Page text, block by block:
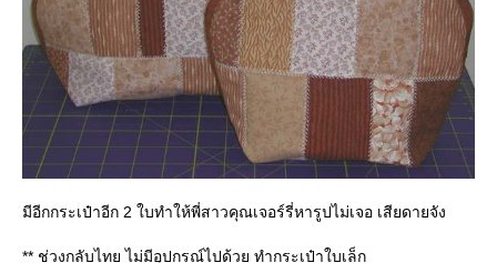
มีอีกกระเป๋าอีก 2 ใบทำให้พี่สาวคุณเจอร์รี่หารูปไม่เจอ เสียดายจัง
** ช่วงกลับไทย ไม่มีอุปกรณ์ไปด้วย ทำกระเป๋าใบเล็ก